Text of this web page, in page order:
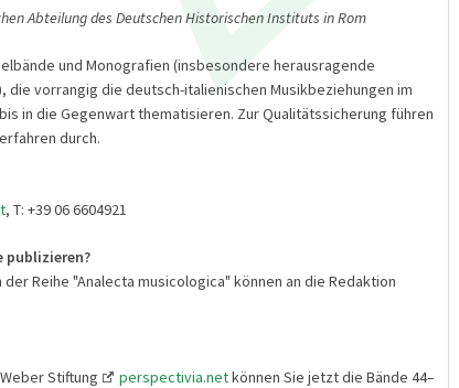
Abteilung des Deutschen Historischen Instituts in Rom
und Monografien (insbesondere herausragende
die vorrangig die deutsch-italienischen Musikbeziehungen im
in die Gegenwart thematisieren. Zur Qualitätssicherung führen
durch.
, T: +39 06 6604921
publizieren?
Reihe "Analecta musicologica" können an die Redaktion
Stiftung
perspectivia.netkönnen Sie jetzt die Bände 44–